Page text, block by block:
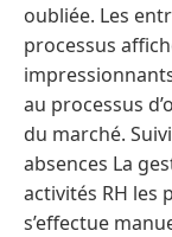
oubliée. Les
processus
au processus
du marché.
absences La
activités RH les
s’effectue